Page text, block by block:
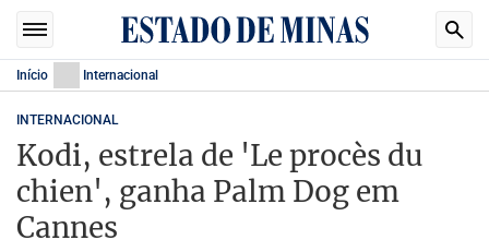
Início Internacional
INTERNACIONAL
Kodi, estrela de 'Le procès du
chien', ganha Palm Dog em
Cannes